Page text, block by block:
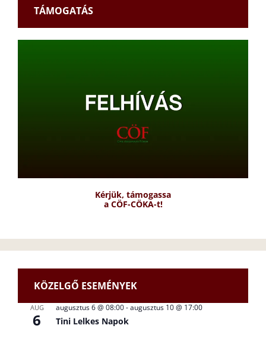
TÁMOGATÁS
Kérjük, támogassa
a CÖF-CÖKA-t!
KÖZELGŐ ESEMÉNYEK
AUG
6
augusztus 6 @ 08:00-augusztus 10 @ 17:00
Tini Lelkes Napok